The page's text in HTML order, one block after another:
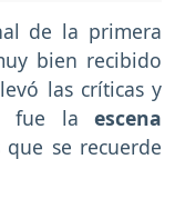
de la primera
bien recibido
las críticas y
fue la escena
se recuerde